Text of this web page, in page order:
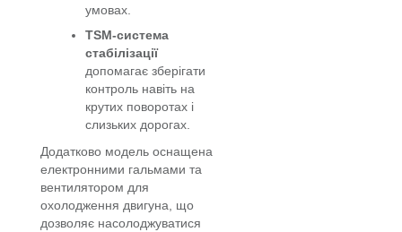
умовах.
TSM-система
стабілізації
допомагає зберігати
контроль навіть на
крутих поворотах і
слизьких дорогах.
Додатково модель оснащена
електронними гальмами та
вентилятором для
охолодження двигуна, що
дозволяє насолоджуватися